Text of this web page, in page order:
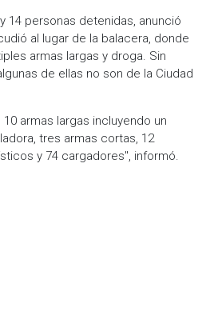
14 personas detenidas, anunció
al lugar de la balacera, donde
armas largas y droga. Sin
de ellas no son de la Ciudad
armas largas incluyendo un
tres armas cortas, 12
y 74 cargadores", informó.